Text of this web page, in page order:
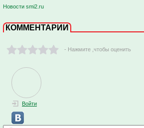
Новости smi2.ru
КОММЕНТАРИИ
- Нажмите ,чтобы оценить
Войти